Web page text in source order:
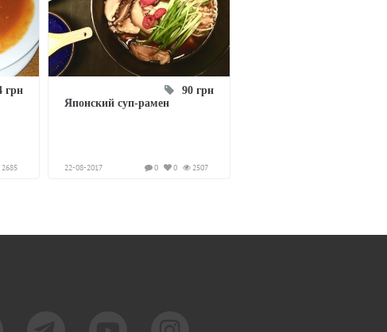
грн
2685
90 грн
Японский суп-рамен
22-08-2017 2507
0
0